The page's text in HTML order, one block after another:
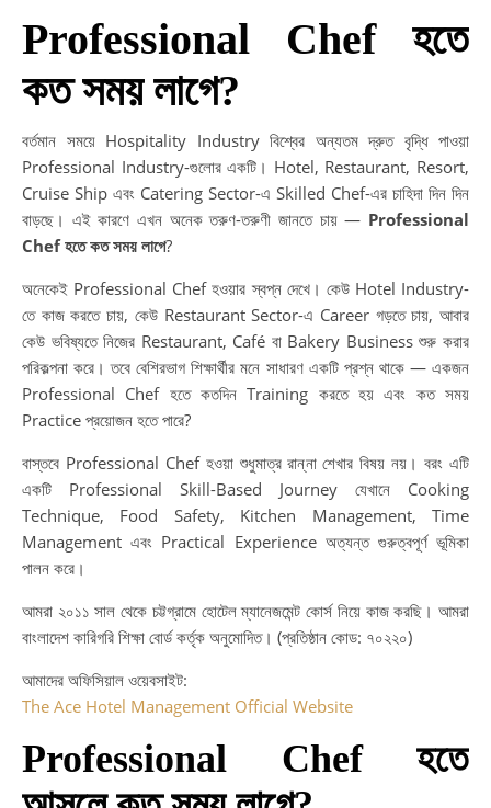
Professional Chef হতে
কত সময় লাগে?
বর্তমান সময়ে Hospitality Industry বিশ্বের অন্যতম দ্রুত বৃদ্ধি পাওয়া
Professional Industry-গুলোর একটি। Hotel, Restaurant, Resort,
Cruise Ship এবং Catering Sector-এ Skilled Chef-এর চাহিদা দিন দিন
বাড়ছে। এই কারণে এখন অনেক তরুণ-তরুণী জানতে চায় — Professional
Chef হতে কত সময় লাগে?
অনেকেই Professional Chef হওয়ার স্বপ্ন দেখে। কেউ Hotel Industry-
তে কাজ করতে চায়, কেউ Restaurant Sector-এ Career গড়তে চায়, আবার
কেউ ভবিষ্যতে নিজের Restaurant, Café বা Bakery Business শুরু করার
পরিকল্পনা করে। তবে বেশিরভাগ শিক্ষার্থীর মনে সাধারণ একটি প্রশ্ন থাকে — একজন
Professional Chef হতে কতদিন Training করতে হয় এবং কত সময়
Practice প্রয়োজন হতে পারে?
বাস্তবে Professional Chef হওয়া শুধুমাত্র রান্না শেখার বিষয় নয়। বরং এটি
একটি Professional Skill-Based Journey যেখানে Cooking
Technique, Food Safety, Kitchen Management, Time
Management এবং Practical Experience অত্যন্ত গুরুত্বপূর্ণ ভূমিকা
পালন করে।
আমরা ২০১১ সাল থেকে চট্টগ্রামে হোটেল ম্যানেজমেন্ট কোর্স নিয়ে কাজ করছি। আমরা
বাংলাদেশ কারিগরি শিক্ষা বোর্ড কর্তৃক অনুমোদিত। (প্রতিষ্ঠান কোড: ৭০২২০)
আমাদের অফিসিয়াল ওয়েবসাইট:
The Ace Hotel Management Official Website
Professional Chef হতে